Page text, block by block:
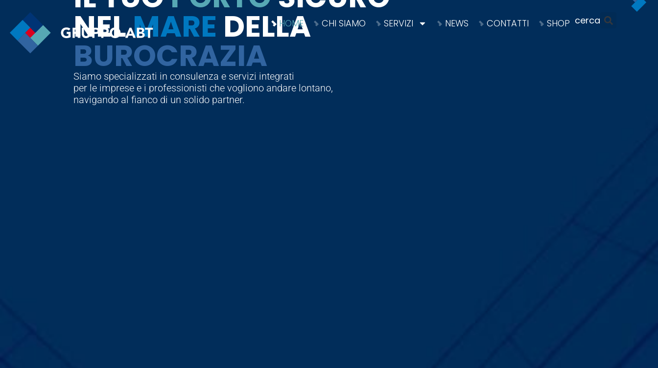
HOME CHI SIAMO SERVIZI NEWS CONTATTI SHOP
NELMARE DELLA
BUROCRAZIA
Siamo specializzati in consulenza e servizi integrati
per le imprese e i professionisti che vogliono andare lontano,
navigando al fianco di un solido partner.